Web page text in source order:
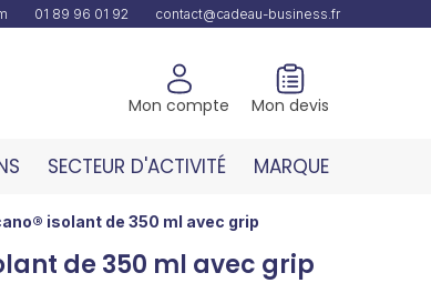
01 89 96 01 92 contact@cadeau-business.fr
Mon compte Mon devis
SECTEUR D'ACTIVITÉ MARQUE
isolant de 350 ml avec grip
de 350 ml avec grip